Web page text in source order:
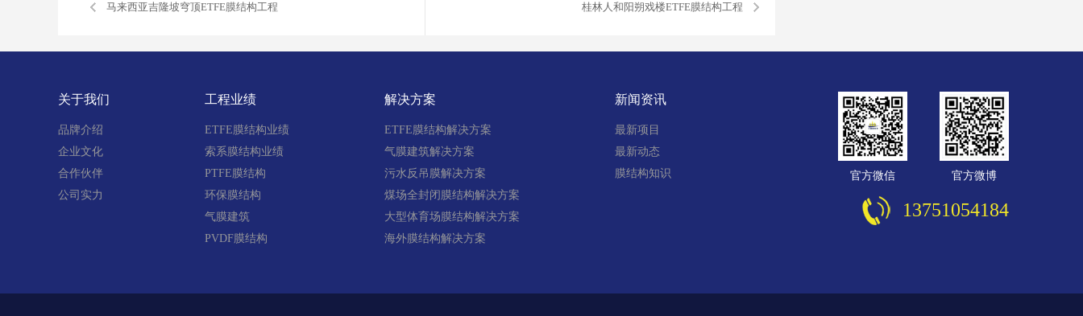
马来西亚吉隆坡穹顶ETFE膜结构工程 桂林人和阳朔戏楼ETFE膜结构工程
关于我们
品牌介绍
企业文化
合作伙伴
公司实力
工程业绩
ETFE膜结构业绩
索系膜结构业绩
PTFE膜结构
环保膜结构
气膜建筑
PVDF膜结构
解决方案
ETFE膜结构解决方案
气膜建筑解决方案
污水反吊膜解决方案
煤场全封闭膜结构解决方案
大型体育场膜结构解决方案
海外膜结构解决方案
新闻资讯
最新项目
最新动态
膜结构知识
官方微博
官方微信
13751054184